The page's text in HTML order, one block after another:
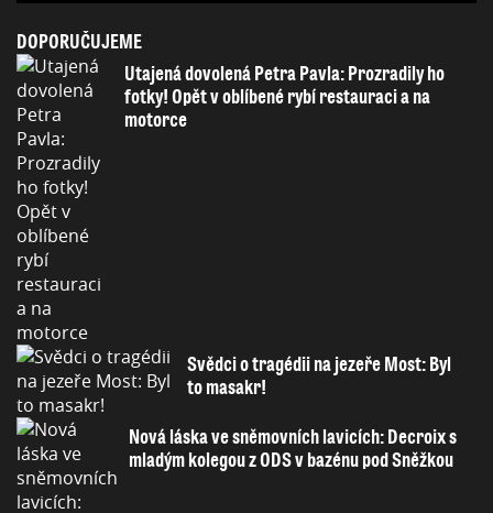
DOPORUČUJEME
Utajená dovolená Petra Pavla: Prozradily ho
fotky! Opět v oblíbené rybí restauraci a na
motorce
Svědci o tragédii na jezeře Most: Byl
to masakr!
Nová láska ve sněmovních lavicích: Decroix s
mladým kolegou z ODS v bazénu pod Sněžkou